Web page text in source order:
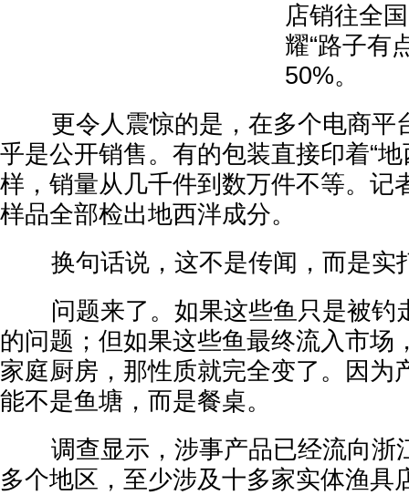
店销往全
耀“路子有
50%。
更令人震惊的是，在多个电商平
乎是公开销售。有的包装直接印着“地
样，销量从几千件到数万件不等。记
样品全部检出地西泮成分。
换句话说，这不是传闻，而是实
问题来了。如果这些鱼只是被钓
的问题；但如果这些鱼最终流入市场
家庭厨房，那性质就完全变了。因为
能不是鱼塘，而是餐桌。
调查显示，涉事产品已经流向浙
多个地区，至少涉及十多家实体渔具